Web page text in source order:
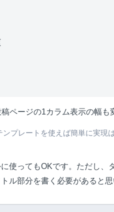
ページの1カラム表示の幅も
プレートを使えば簡単に実現
使ってもOKです。ただし、
ル部分を書く必要があると思